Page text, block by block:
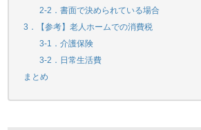
2-2．書面で決められている場合
3．【参考】老人ホームでの消費税
3-1．介護保険
3-2．日常生活費
まとめ